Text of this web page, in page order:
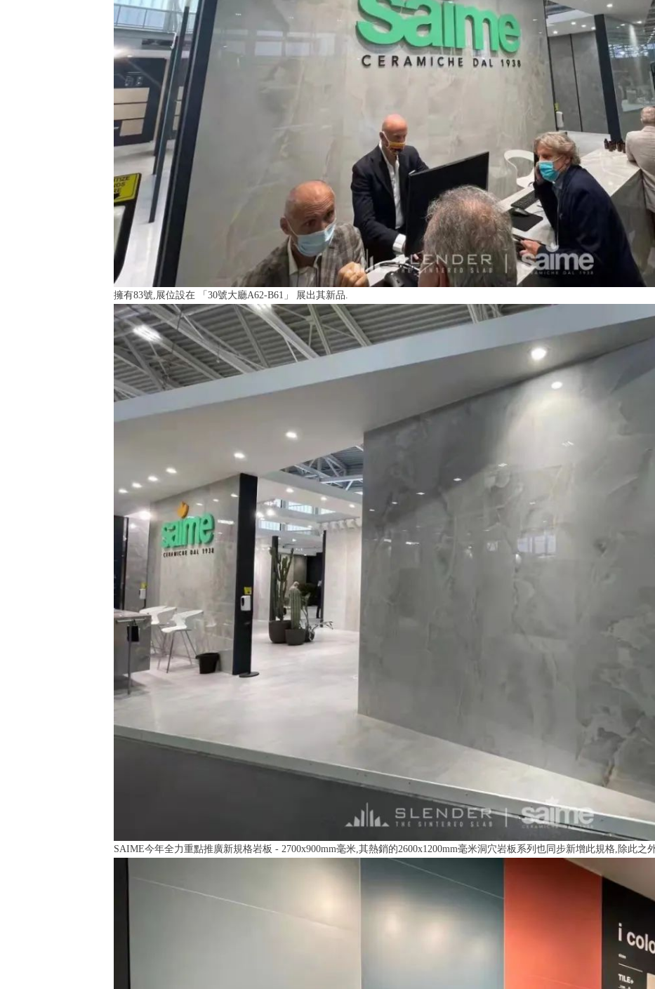
擁有83號,展位設在 「30號大廳A62-B61」 展出其新品.
SAIME今年全力重點推廣新規格岩板 - 2700x900mm毫米,其熱銷的2600x1200mm毫米洞穴岩板系列也同步新增此規格,除此之